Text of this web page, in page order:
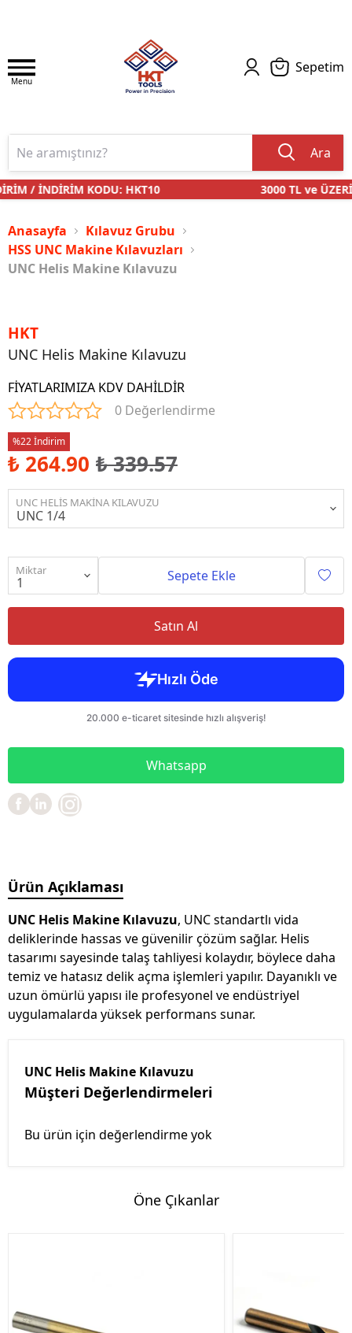
Menu
Sepetim
Ara
/ İNDİRİM KODU: HKT10 3000 TL ve ÜZERİ
Anasayfa
Kılavuz Grubu
HSS UNC Makine Kılavuzları
UNC Helis Makine Kılavuzu
HKT
UNC Helis Makine Kılavuzu
FİYATLARIMIZA KDV DAHİLDİR
0 Değerlendirme
%22 İndirim
₺ 264.90 ₺ 339.57
UNC HELİS MAKİNA KILAVUZU
Miktar Sepete Ekle
Satın Al
Whatsapp
Ürün Açıklaması
UNC Helis Makine Kılavuzu, UNC standartlı vida
deliklerinde hassas ve güvenilir çözüm sağlar. Helis
tasarımı sayesinde talaş tahliyesi kolaydır, böylece daha
temiz ve hatasız delik açma işlemleri yapılır. Dayanıklı ve
uzun ömürlü yapısı ile profesyonel ve endüstriyel
uygulamalarda yüksek performans sunar.
UNC Helis Makine Kılavuzu
Müşteri Değerlendirmeleri
Bu ürün için değerlendirme yok
Öne Çıkanlar